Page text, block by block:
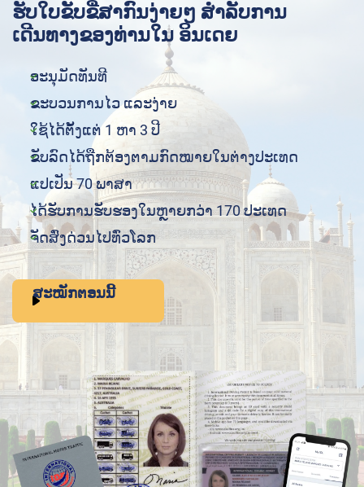
ຮັບໃບຂັບຂີ່ສາກົນງ່າຍໆ ສໍາລັບການ
ເດີນທາງຂອງທ່ານໃນ ອິນເດຍ
ອະນຸມັດທັນທີ
ຂະບວນການໄວ ແລະງ່າຍ
ໃຊ້ໄດ້ຕັ້ງແຕ່ 1 ຫາ 3 ປີ
ຂັບລົດໄດ້ຖືກຕ້ອງຕາມກົດໝາຍໃນຕ່າງປະເທດ
ແປເປັນ 70 ພາສາ
ໄດ້ຮັບການຮັບຮອງໃນຫຼາຍກວ່າ 170 ປະເທດ
ຈັດສົ່ງດ່ວນໄປທົ່ວໂລກ
ສະໝັກຕອນນີ້